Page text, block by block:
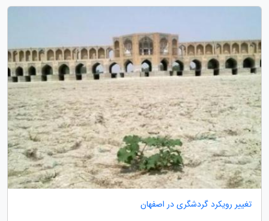
تغییر رویکرد گردشگری در اصفهان